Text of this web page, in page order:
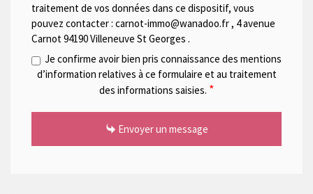
traitement de vos données dans ce dispositif, vous
pouvez contacter : carnot-immo@wanadoo.fr, 4 avenue
Carnot 94190 Villeneuve St Georges .
Je confirme avoir bien pris connaissance des mentions
d’information relatives à ce formulaire et au traitement
des informations saisies. *
Envoyer un message